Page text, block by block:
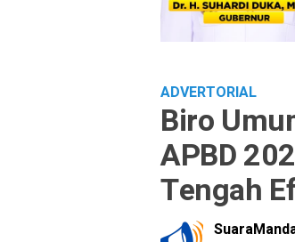
ADVERTORIAL
Biro
APBD
Tengah